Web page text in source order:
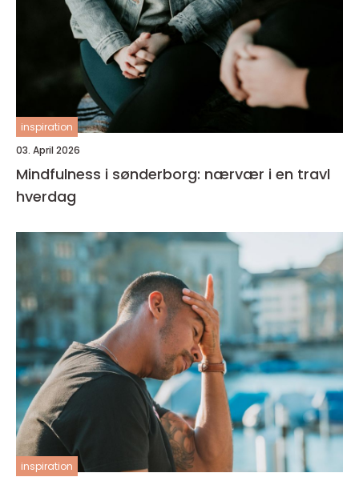
inspiration
03. April 2026
Mindfulness i sønderborg: nærvær i en travl
hverdag
inspiration